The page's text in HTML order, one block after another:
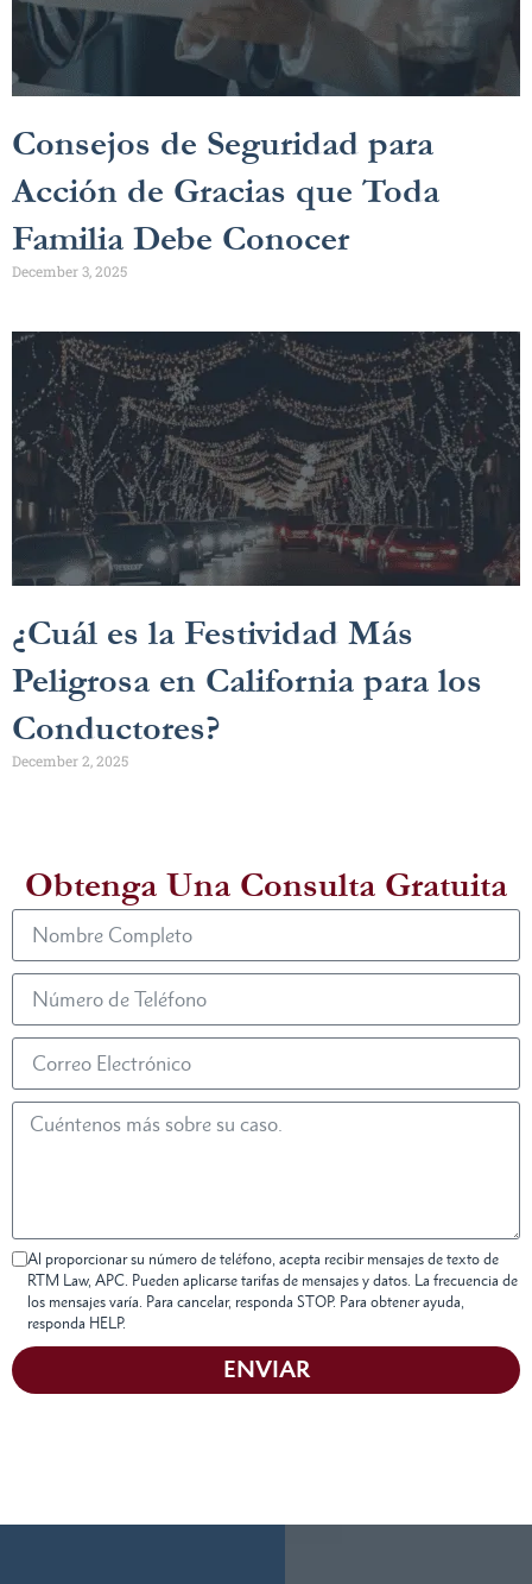
Consejos de Seguridad para
Acción de Gracias que Toda
Familia Debe Conocer
December 3, 2025
¿Cuál es la Festividad Más
Peligrosa en California para los
Conductores?
December 2, 2025
Obtenga Una Consulta Gratuita
Al proporcionar su número de teléfono, acepta recibir mensajes de texto de
RTM Law, APC. Pueden aplicarse tarifas de mensajes y datos. La frecuencia de
los mensajes varía. Para cancelar, responda STOP. Para obtener ayuda,
responda HELP.
ENVIAR